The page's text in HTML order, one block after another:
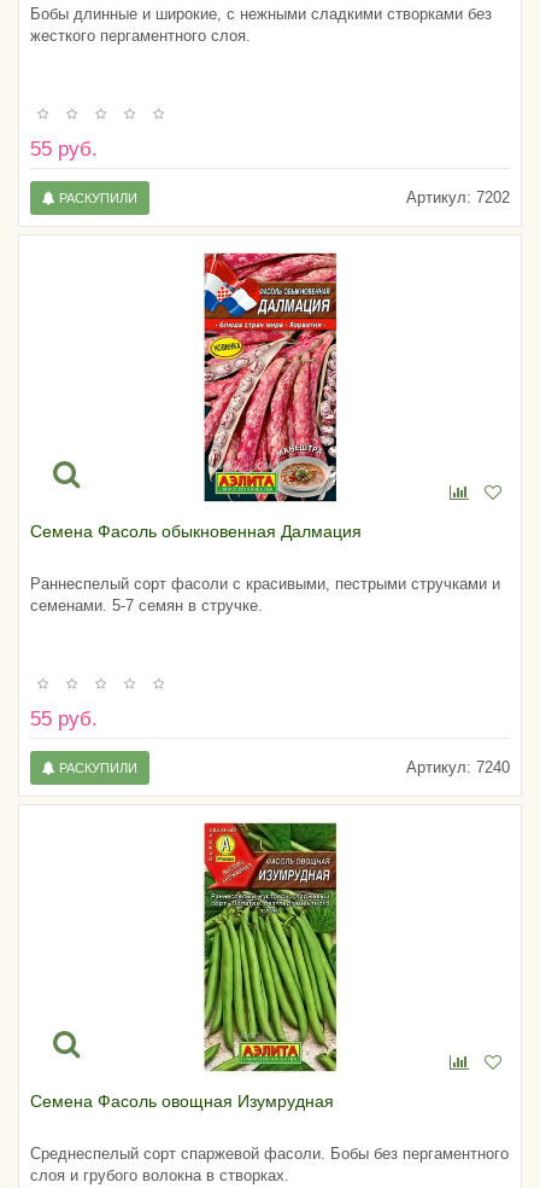
Бобы длинные и широкие, с нежными сладкими створками без
жесткого пергаментного слоя.
55 руб.
Артикул: 7202
РАСКУПИЛИ
Семена Фасоль обыкновенная Далмация
Раннеспелый сорт фасоли с красивыми, пестрыми стручками и
семенами. 5-7 семян в стручке.
55 руб.
Артикул: 7240
РАСКУПИЛИ
Семена Фасоль овощная Изумрудная
Среднеспелый сорт спаржевой фасоли. Бобы без пергаментного
слоя и грубого волокна в створках.